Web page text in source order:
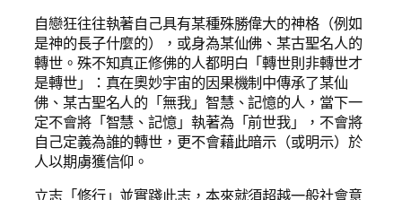
自戀狂往往執著自己具有某種殊勝偉大的神格（例如
是神的長子什麼的），或身為某仙佛、某古聖名人的
轉世。殊不知真正修佛的人都明白「轉世則非轉世才
是轉世」：真在奧妙宇宙的因果機制中傳承了某仙
佛、某古聖名人的「無我」智慧、記憶的人，當下一
定不會將「智慧、記憶」執著為「前世我」，不會將
自己定義為誰的轉世，更不會藉此暗示（或明示）於
人以期虜獲信仰。
立志「修行」並實踐此志，本來就須超越一般社會意